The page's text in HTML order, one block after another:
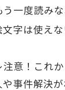
一度読みな
字は使え
意！これ
や事件解決